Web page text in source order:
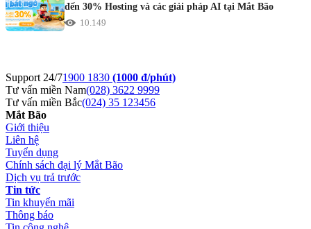
đến 30% Hosting và các giải pháp AI tại Mắt Bão
10.149
Support 24/71900 1830 (1000 đ/phút)
Tư vấn miền Nam(028) 3622 9999
Tư vấn miền Bắc(024) 35 123456
Mắt Bão
Giới thiệu
Liên hệ
Tuyển dụng
Chính sách đại lý Mắt Bão
Dịch vụ trả trước
Tin tức
Tin khuyến mãi
Thông báo